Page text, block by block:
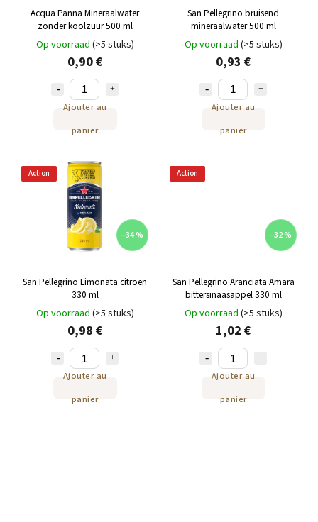
Acqua Panna Mineraalwater
zonder koolzuur 500 ml
Op voorraad (>5 stuks)
0,90 €
Ajouter au
panier
San Pellegrino bruisend
mineraalwater 500 ml
Op voorraad (>5 stuks)
0,93 €
Ajouter au
panier
Action
–34 %
San Pellegrino Limonata citroen
330 ml
Op voorraad (>5 stuks)
0,98 €
Ajouter au
panier
Action
–32 %
San Pellegrino Aranciata Amara
bittersinaasappel 330 ml
Op voorraad (>5 stuks)
1,02 €
Ajouter au
panier